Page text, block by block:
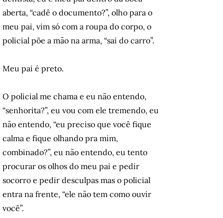
aberta, “cadê o documento?”, olho para o
meu pai, vim só com a roupa do corpo, o
policial põe a mão na arma, “sai do carro”.
Meu pai é preto.
O policial me chama e eu não entendo,
“senhorita?”, eu vou com ele tremendo, eu
não entendo, “eu preciso que você fique
calma e fique olhando pra mim,
combinado?”, eu não entendo, eu tento
procurar os olhos do meu pai e pedir
socorro e pedir desculpas mas o policial
entra na frente, “ele não tem como ouvir
você”.